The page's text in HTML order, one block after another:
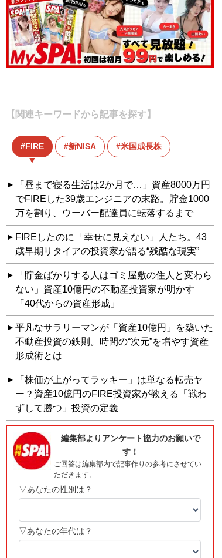
【関連キーワードから記事を探す】
FIRE 新NISA 米国成長株
「昼まで寝る生活は2か月で…」資産8000万円
でFIREした39歳エンジニアの末路。貯金1000
万を割り、ウーバー配達員に転落するまで
FIREしたのに「幸せに見えない」人たち。43
歳早期リタイアの投資家が語る“残酷な現実”
「貯金ばかりする人はゴミ屋敷の住人と変わら
ない」資産10億円の不動産投資家が明かす
「40代からの資産形成」
平凡なサラリーマンが「資産10億円」を築いた
不動産投資の鉄則。時間の“次元”を増やす資産
形成術とは
「株価が上がってラッキー」は単なる転売ヤ
ー？資産10億円のFIRE投資家が教える「戦わ
ずして勝つ」投資の定義